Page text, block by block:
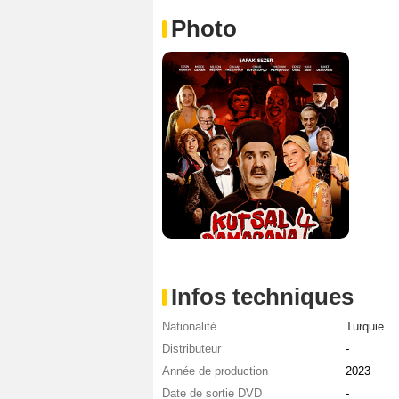
Photo
Infos techniques
Nationalité
Turquie
Distributeur
-
Année de production
2023
Date de sortie DVD
-